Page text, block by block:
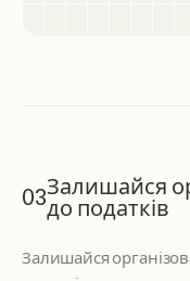
03Залишайся
до податків
Залишайся